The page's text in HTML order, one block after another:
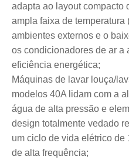
adapta ao layout compacto
ampla faixa de
ambientes externos e o
os condicionadores de ar a
eficiência energética;
Máquinas de lavar louça/
modelos 40A lidam com a
água de alta pressão e
design totalmente vedado
um ciclo de vida elétrico de
de alta frequência;